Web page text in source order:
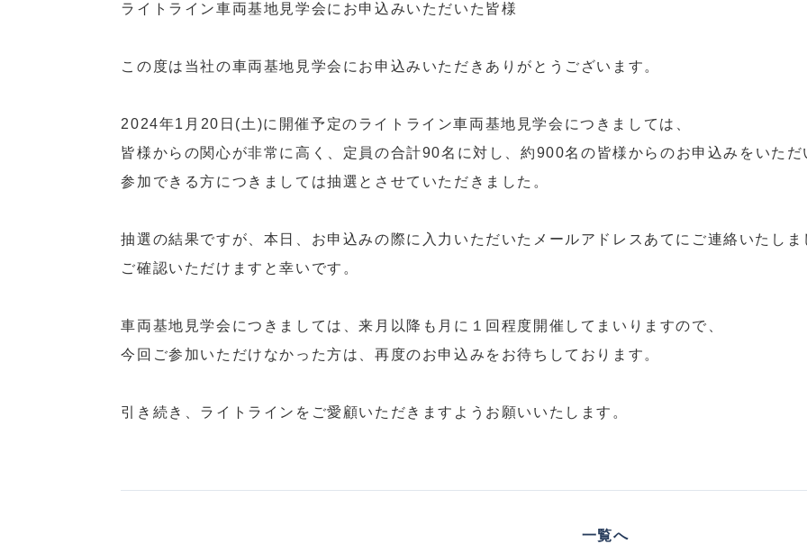
ライトライン車両基地見学会にお申込みいただいた皆様
この度は当社の車両基地見学会にお申込みいただきありがとうございます。
2024年1月20日(土)に開催予定のライトライン車両基地見学会につきましては、
皆様からの関心が非常に高く、定員の合計90名に対し、約900名の皆様からのお申込みをいただ
参加できる方につきましては抽選とさせていただきました。
抽選の結果ですが、本日、お申込みの際に入力いただいたメールアドレスあてにご連絡いたしま
ご確認いただけますと幸いです。
車両基地見学会につきましては、来月以降も月に１回程度開催してまいりますので、
今回ご参加いただけなかった方は、再度のお申込みをお待ちしております。
引き続き、ライトラインをご愛顧いただきますようお願いいたします。
一覧へ